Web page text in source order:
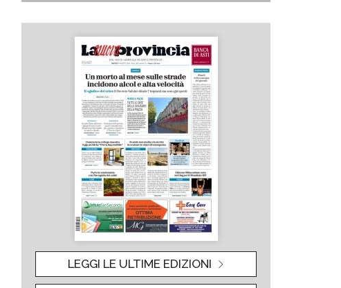
LEGGI LE ULTIME EDIZIONI